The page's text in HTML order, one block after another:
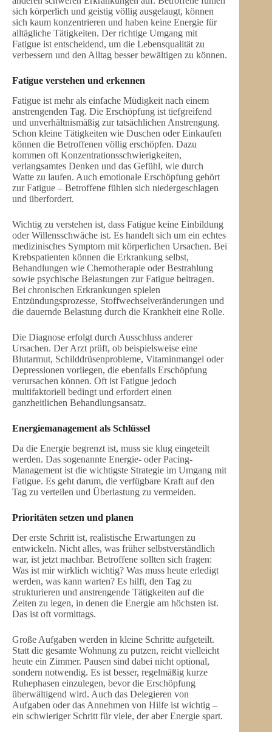
sich körperlich und geistig völlig ausgelaugt, können
sich kaum konzentrieren und haben keine Energie für
alltägliche Tätigkeiten. Der richtige Umgang mit
Fatigue ist entscheidend, um die Lebensqualität zu
verbessern und den Alltag besser bewältigen zu können.
Fatigue verstehen und erkennen
Fatigue ist mehr als einfache Müdigkeit nach einem
anstrengenden Tag. Die Erschöpfung ist tiefgreifend
und unverhältnismäßig zur tatsächlichen Anstrengung.
Schon kleine Tätigkeiten wie Duschen oder Einkaufen
können die Betroffenen völlig erschöpfen. Dazu
kommen oft Konzentrationsschwierigkeiten,
verlangsamtes Denken und das Gefühl, wie durch
Watte zu laufen. Auch emotionale Erschöpfung gehört
zur Fatigue – Betroffene fühlen sich niedergeschlagen
und überfordert.
Wichtig zu verstehen ist, dass Fatigue keine Einbildung
oder Willensschwäche ist. Es handelt sich um ein echtes
medizinisches Symptom mit körperlichen Ursachen. Bei
Krebspatienten können die Erkrankung selbst,
Behandlungen wie Chemotherapie oder Bestrahlung
sowie psychische Belastungen zur Fatigue beitragen.
Bei chronischen Erkrankungen spielen
Entzündungsprozesse, Stoffwechselveränderungen und
die dauernde Belastung durch die Krankheit eine Rolle.
Die Diagnose erfolgt durch Ausschluss anderer
Ursachen. Der Arzt prüft, ob beispielsweise eine
Blutarmut, Schilddrüsenprobleme, Vitaminmangel oder
Depressionen vorliegen, die ebenfalls Erschöpfung
verursachen können. Oft ist Fatigue jedoch
multifaktoriell bedingt und erfordert einen
ganzheitlichen Behandlungsansatz.
Energiemanagement als Schlüssel
Da die Energie begrenzt ist, muss sie klug eingeteilt
werden. Das sogenannte Energie- oder Pacing-
Management ist die wichtigste Strategie im Umgang mit
Fatigue. Es geht darum, die verfügbare Kraft auf den
Tag zu verteilen und Überlastung zu vermeiden.
Prioritäten setzen und planen
Der erste Schritt ist, realistische Erwartungen zu
entwickeln. Nicht alles, was früher selbstverständlich
war, ist jetzt machbar. Betroffene sollten sich fragen:
Was ist mir wirklich wichtig? Was muss heute erledigt
werden, was kann warten? Es hilft, den Tag zu
strukturieren und anstrengende Tätigkeiten auf die
Zeiten zu legen, in denen die Energie am höchsten ist.
Das ist oft vormittags.
Große Aufgaben werden in kleine Schritte aufgeteilt.
Statt die gesamte Wohnung zu putzen, reicht vielleicht
heute ein Zimmer. Pausen sind dabei nicht optional,
sondern notwendig. Es ist besser, regelmäßig kurze
Ruhephasen einzulegen, bevor die Erschöpfung
überwältigend wird. Auch das Delegieren von
Aufgaben oder das Annehmen von Hilfe ist wichtig –
ein schwieriger Schritt für viele, der aber Energie spart.